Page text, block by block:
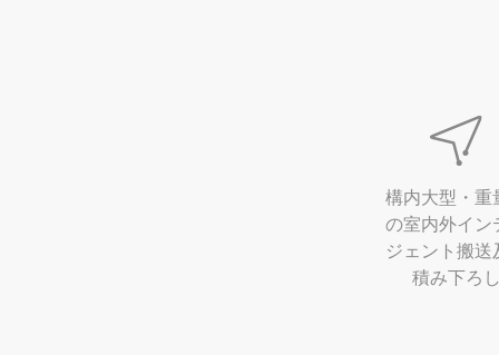
構内大型・重
の室内外イン
ジェント搬送
積み下ろし